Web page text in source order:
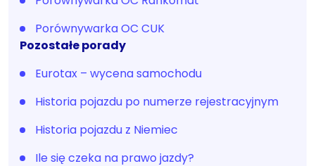
Porównywarka OC CUK
Pozostałe porady
Eurotax – wycena samochodu
Historia pojazdu po numerze rejestracyjnym
Historia pojazdu z Niemiec
Ile się czeka na prawo jazdy?